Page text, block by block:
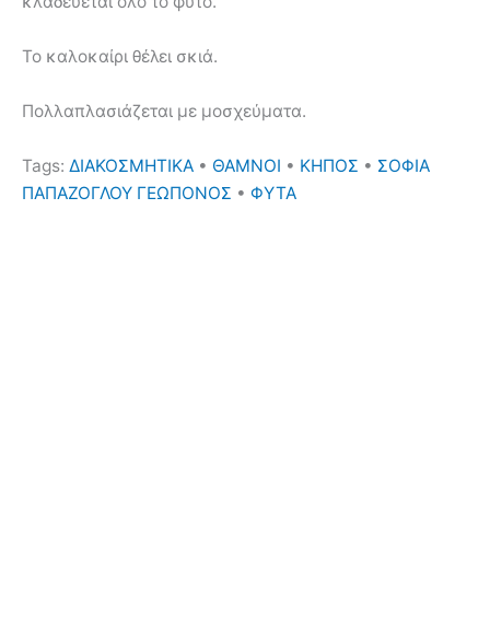
Το καλοκαίρι θέλει σκιά.
Πολλαπλασιάζεται με μοσχεύματα.
Tags: ΔΙΑΚΟΣΜΗΤΙΚΑ • ΘΑΜΝΟΙ • ΚΗΠΟΣ • ΣΟΦΙΑ
ΠΑΠΑΖΟΓΛΟΥ ΓΕΩΠΟΝΟΣ • ΦΥΤΑ